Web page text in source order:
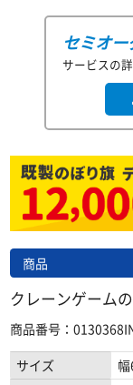
セミオー
サービスの
商品
クレーンゲーム
商品番号：
サイズ